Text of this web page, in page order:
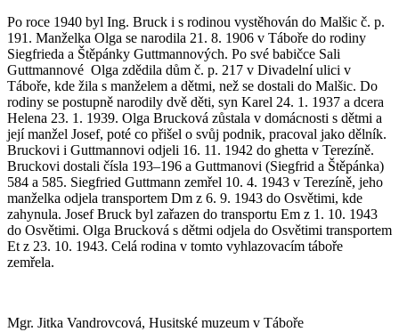
Po roce 1940 byl Ing. Bruck i s rodinou vystěhován do Malšic č. p.
191. Manželka Olga se narodila 21. 8. 1906 v Táboře do rodiny
Siegfrieda a Štěpánky Guttmannových. Po své babičce Sali
Guttmannové Olga zdědila dům č. p. 217 v Divadelní ulici v
Táboře, kde žila s manželem a dětmi, než se dostali do Malšic. Do
rodiny se postupně narodily dvě děti, syn Karel 24. 1. 1937 a dcera
Helena 23. 1. 1939. Olga Brucková zůstala v domácnosti s dětmi a
její manžel Josef, poté co přišel o svůj podnik, pracoval jako dělník.
Bruckovi i Guttmannovi odjeli 16. 11. 1942 do ghetta v Terezíně.
Bruckovi dostali čísla 193–196 a Guttmanovi (Siegfrid a Štěpánka)
584 a 585. Siegfried Guttmann zemřel 10. 4. 1943 v Terezíně, jeho
manželka odjela transportem Dm z 6. 9. 1943 do Osvětimi, kde
zahynula. Josef Bruck byl zařazen do transportu Em z 1. 10. 1943
do Osvětimi. Olga Brucková s dětmi odjela do Osvětimi transportem
Et z 23. 10. 1943. Celá rodina v tomto vyhlazovacím táboře
zemřela.
Mgr. Jitka Vandrovcová, Husitské muzeum v Táboře